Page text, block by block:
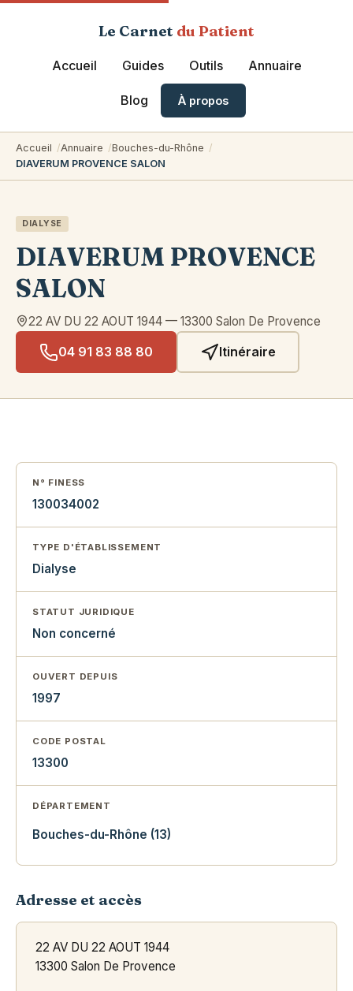
Le Carnet du Patient
Accueil Guides Outils Annuaire
Blog À propos
Accueil Annuaire
Bouches-du-Rhône
DIAVERUM PROVENCE SALON
DIALYSE
DIAVERUM PROVENCE
SALON
22 AV DU 22 AOUT 1944 — 13300 Salon De Provence
04 91 83 88 80 Itinéraire
N° FINESS
130034002
TYPE D'ÉTABLISSEMENT
Dialyse
STATUT JURIDIQUE
Non concerné
OUVERT DEPUIS
1997
CODE POSTAL
13300
DÉPARTEMENT
Bouches-du-Rhône (13)
Adresse et accès
22 AV DU 22 AOUT 1944
13300 Salon De Provence